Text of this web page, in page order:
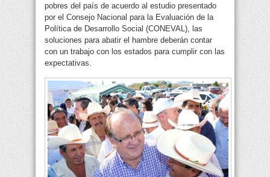
pobres del país de acuerdo al estudio presentado
por el Consejo Nacional para la Evaluación de la
Política de Desarrollo Social (CONEVAL), las
soluciones para abatir el hambre deberán contar
con un trabajo con los estados para cumplir con las
expectativas.